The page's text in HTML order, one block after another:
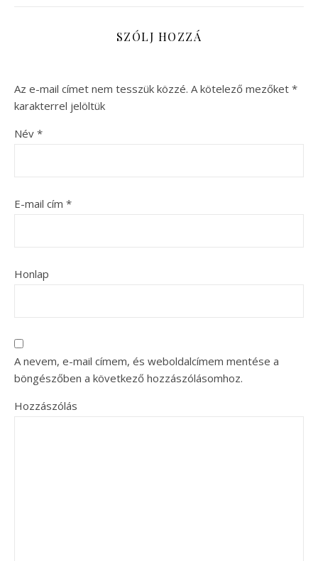
SZÓLJ HOZZÁ
Az e-mail címet nem tesszük közzé. A kötelező mezőket *
karakterrel jelöltük
Név *
E-mail cím *
Honlap
A nevem, e-mail címem, és weboldalcímem mentése a
böngészőben a következő hozzászólásomhoz.
Hozzászólás